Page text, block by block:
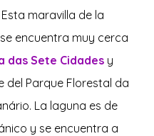
maravilla de la
encuentra muy cerca
das Sete Cidades y
del Parque Florestal da
La laguna es de
y se encuentra a